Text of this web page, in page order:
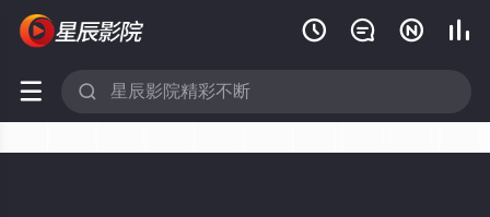
   
 